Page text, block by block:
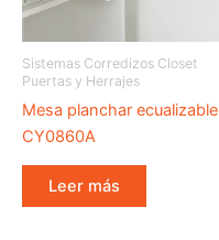
Sistemas Corredizos Closet
Puertas y Herrajes
Mesa planchar ecualizable
CY0860A
Leer más